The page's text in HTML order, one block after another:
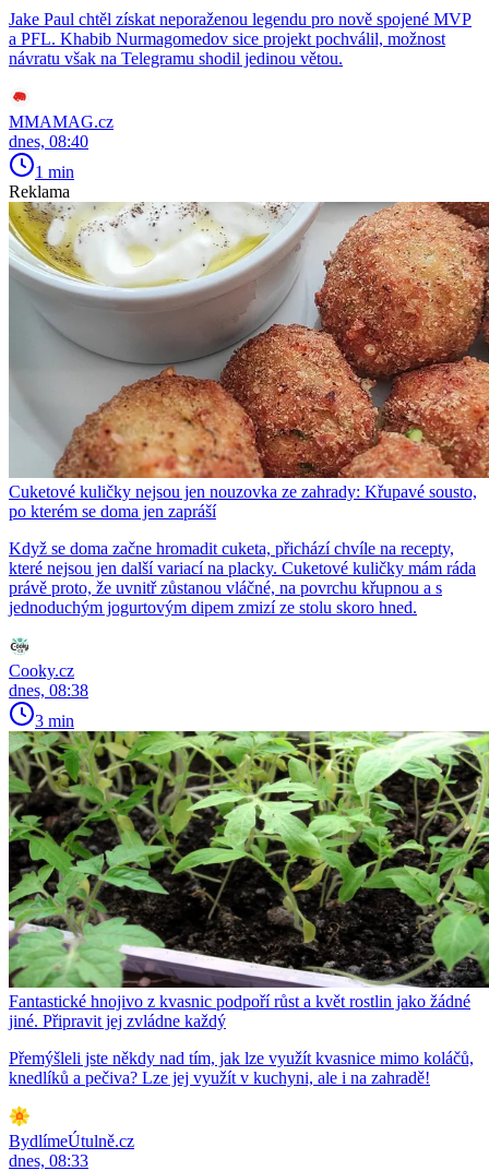
Jake Paul chtěl získat neporaženou legendu pro nově spojené MVP
a PFL. Khabib Nurmagomedov sice projekt pochválil, možnost
návratu však na Telegramu shodil jedinou větou.
MMAMAG.cz
dnes, 08:40
1 min
Reklama
Cuketové kuličky nejsou jen nouzovka ze zahrady: Křupavé sousto,
po kterém se doma jen zapráší
Když se doma začne hromadit cuketa, přichází chvíle na recepty,
které nejsou jen další variací na placky. Cuketové kuličky mám ráda
právě proto, že uvnitř zůstanou vláčné, na povrchu křupnou a s
jednoduchým jogurtovým dipem zmizí ze stolu skoro hned.
Cooky.cz
dnes, 08:38
3 min
Fantastické hnojivo z kvasnic podpoří růst a květ rostlin jako žádné
jiné. Připravit jej zvládne každý
Přemýšleli jste někdy nad tím, jak lze využít kvasnice mimo koláčů,
knedlíků a pečiva? Lze jej využít v kuchyni, ale i na zahradě!
BydlímeÚtulně.cz
dnes, 08:33